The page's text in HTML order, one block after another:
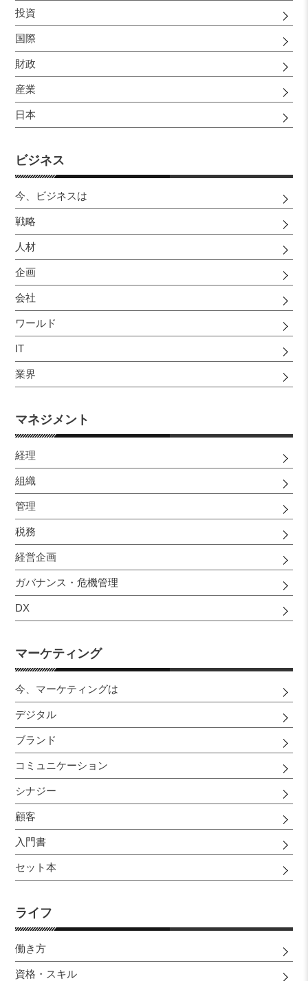
投資
国際
財政
産業
日本
ビジネス
今、ビジネスは
戦略
人材
企画
会社
ワールド
IT
業界
マネジメント
経理
組織
管理
税務
経営企画
ガバナンス・危機管理
DX
マーケティング
今、マーケティングは
デジタル
ブランド
コミュニケーション
シナジー
顧客
入門書
セット本
ライフ
働き方
資格・スキル